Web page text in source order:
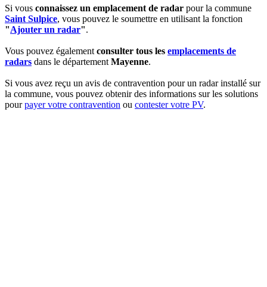
Si vous connaissez un emplacement de radar pour la commune
Saint Sulpice, vous pouvez le soumettre en utilisant la fonction
"Ajouter un radar".
Vous pouvez égalementconsulter tous les emplacements de
radars dans le départementMayenne.
Si vous avez reçu un avis de contravention pour un radar installé sur
la commune, vous pouvez obtenir des informations sur les solutions
pourpayer votre contravention ou contester votre PV.